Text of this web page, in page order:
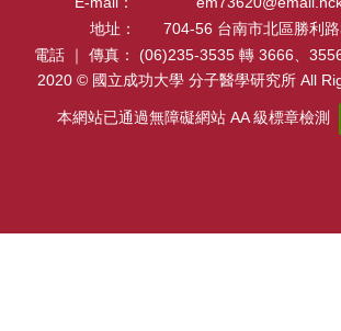
演講訊息
分醫所門禁管制
所長園地
地址：
704-56 台南市北區勝利
電話 ｜ 傳真：
(06)235-3535 轉 3666、
2020 © 國立成功大學 分子醫學研究所 All
本網站已通過無障礙網站 AA 級標章檢測